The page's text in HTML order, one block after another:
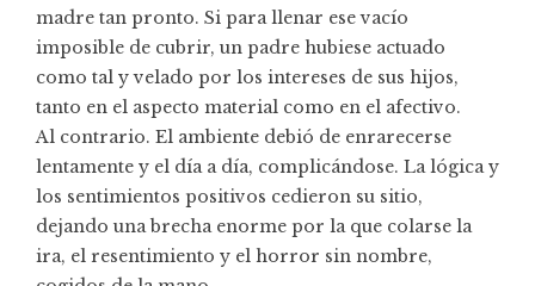
madre tan pronto. Si para llenar ese vacío
imposible de cubrir, un padre hubiese actuado
como tal y velado por los intereses de sus hijos,
tanto en el aspecto material como en el afectivo.
Al contrario. El ambiente debió de enrarecerse
lentamente y el día a día, complicándose. La lógica y
los sentimientos positivos cedieron su sitio,
dejando una brecha enorme por la que colarse la
ira, el resentimiento y el horror sin nombre,